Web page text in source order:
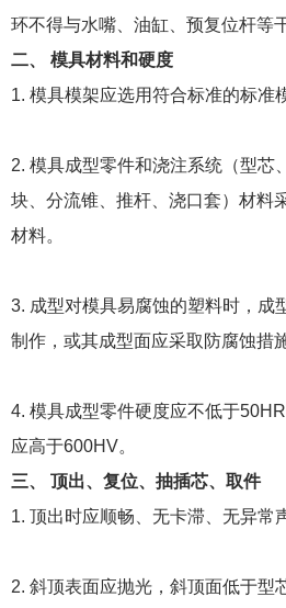
环不得与水嘴、油缸、预复位杆等
二、 模具材料和硬度
1. 模具模架应选用符合标准的标准
2. 模具成型零件和浇注系统（型芯
块、分流锥、推杆、浇口套）材料
材料。
3. 成型对模具易腐蚀的塑料时，成
制作，或其成型面应采取防腐蚀措施
4. 模具成型零件硬度应不低于
应高于600HV。
三、 顶出、复位、抽插芯、取件
1. 顶出时应顺畅、无卡滞、无异常
2. 斜顶表面应抛光，斜顶面低于型